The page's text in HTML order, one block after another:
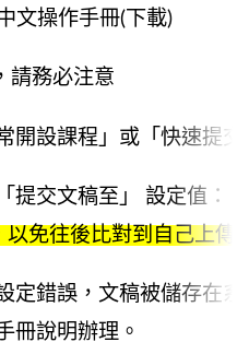
文操作手冊(下載)
請務必注意
開設課程」或「快速提交
交文稿至」 設定值：：
以免往後比對到自己上傳
定錯誤，文稿被儲存在系
冊說明辦理。